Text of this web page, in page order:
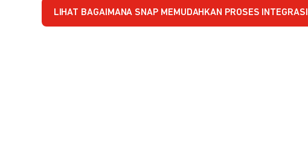
LIHAT BAGAIMANA SNAP MEMUDAHKAN PROSES INTEGRASI